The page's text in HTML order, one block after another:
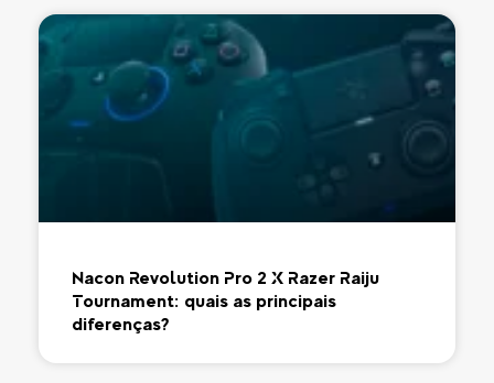
Nacon Revolution Pro 2 X Razer Raiju
Tournament: quais as principais
diferenças?